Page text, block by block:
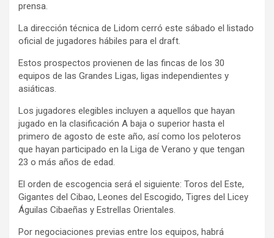
prensa.
La dirección técnica de Lidom cerró este sábado el listado
oficial de jugadores hábiles para el draft.
Estos prospectos provienen de las fincas de los 30
equipos de las Grandes Ligas, ligas independientes y
asiáticas.
Los jugadores elegibles incluyen a aquellos que hayan
jugado en la clasificación A baja o superior hasta el
primero de agosto de este año, así como los peloteros
que hayan participado en la Liga de Verano y que tengan
23 o más años de edad.
El orden de escogencia será el siguiente: Toros del Este,
Gigantes del Cibao, Leones del Escogido, Tigres del Licey
Águilas Cibaeñas y Estrellas Orientales.
Por negociaciones previas entre los equipos, habrá